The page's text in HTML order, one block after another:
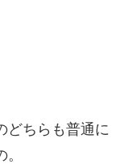
どちらも普通に